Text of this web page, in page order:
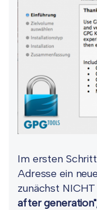
Im ersten
Adresse ein
zunächst
after generation"